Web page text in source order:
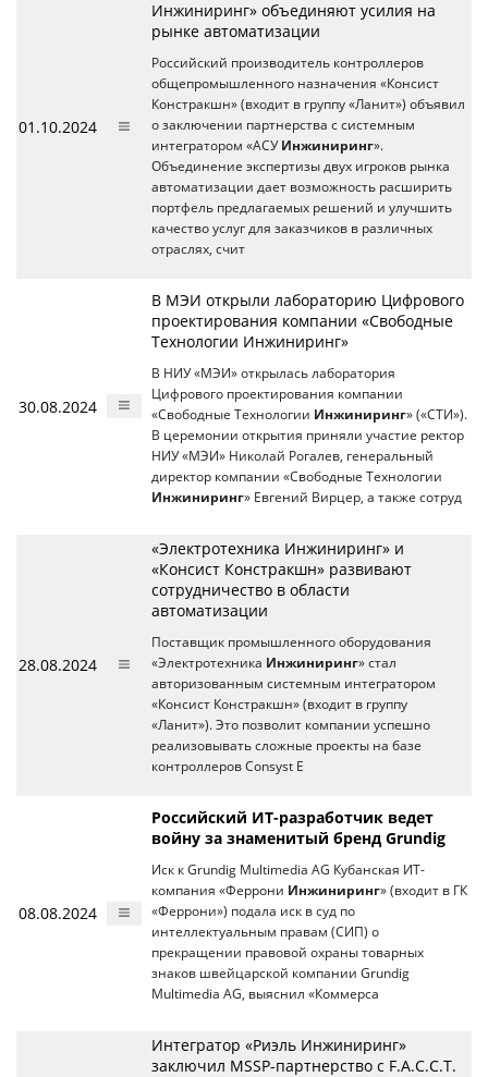
01.10.2024
Инжиниринг» объединяют усилия на
рынке автоматизации
Российский производитель контроллеров
общепромышленного назначения «Консист
Констракшн» (входит в группу «Ланит») объявил
о заключении партнерства с системным
интегратором «АСУ Инжиниринг».
Объединение экспертизы двух игроков рынка
автоматизации дает возможность расширить
портфель предлагаемых решений и улучшить
качество услуг для заказчиков в различных
отраслях, счит
30.08.2024
В МЭИ открыли лабораторию Цифрового
проектирования компании «Свободные
Технологии Инжиниринг»
В НИУ «МЭИ» открылась лаборатория
Цифрового проектирования компании
«Свободные Технологии Инжиниринг» («СТИ»).
В церемонии открытия приняли участие ректор
НИУ «МЭИ» Николай Рогалев, генеральный
директор компании «Свободные Технологии
Инжиниринг» Евгений Вирцер, а также сотруд
28.08.2024
«Электротехника Инжиниринг» и
«Консист Констракшн» развивают
сотрудничество в области
автоматизации
Поставщик промышленного оборудования
«Электротехника Инжиниринг» стал
авторизованным системным интегратором
«Консист Констракшн» (входит в группу
«Ланит»). Это позволит компании успешно
реализовывать сложные проекты на базе
контроллеров Consyst E
08.08.2024
Российский ИТ-разработчик ведет
войну за знаменитый бренд Grundig
Иск к Grundig Multimedia AG Кубанская ИТ-
компания «Феррони Инжиниринг» (входит в ГК
«Феррони») подала иск в суд по
интеллектуальным правам (СИП) о
прекращении правовой охраны товарных
знаков швейцарской компании Grundig
Multimedia AG, выяснил «Коммерса
Интегратор «Риэль Инжиниринг»
заключил MSSP-партнерство с F.A.C.C.T.